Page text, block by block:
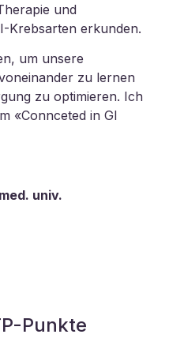
und
Krebsarten erkunden.
um unsere
zu lernen
zu optimieren. Ich
«Connceted in GI
univ.
Punkte